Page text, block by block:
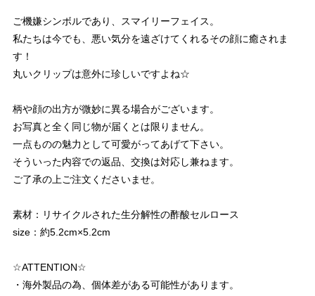
ご機嫌シンボルであり、スマイリーフェイス。
私たちは今でも、悪い気分を遠ざけてくれるその顔に癒されま
す！
丸いクリップは意外に珍しいですよね☆
柄や顔の出方が微妙に異る場合がございます。
お写真と全く同じ物が届くとは限りません。
一点ものの魅力として可愛がってあげて下さい。
そういった内容での返品、交換は対応し兼ねます。
ご了承の上ご注文くださいませ。
素材：リサイクルされた生分解性の酢酸セルロース
size：約5.2cm×5.2cm
☆ATTENTION☆
・海外製品の為、個体差がある可能性があります。